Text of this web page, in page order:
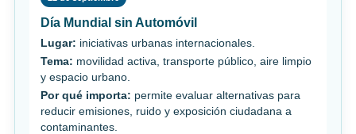
Día Mundial sin Automóvil
Lugar: iniciativas urbanas internacionales.
Tema: movilidad activa, transporte público, aire limpio
y espacio urbano.
Por qué importa: permite evaluar alternativas para
reducir emisiones, ruido y exposición ciudadana a
contaminantes.